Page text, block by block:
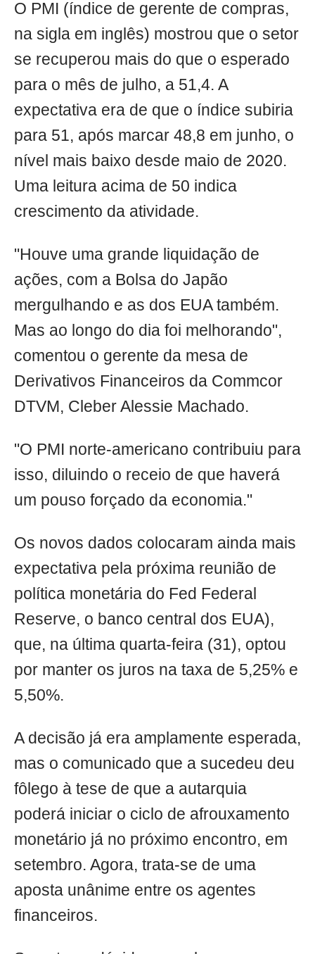
O PMI (índice de gerente de compras,
na sigla em inglês) mostrou que o setor
se recuperou mais do que o esperado
para o mês de julho, a 51,4. A
expectativa era de que o índice subiria
para 51, após marcar 48,8 em junho, o
nível mais baixo desde maio de 2020.
Uma leitura acima de 50 indica
crescimento da atividade.
"Houve uma grande liquidação de
ações, com a Bolsa do Japão
mergulhando e as dos EUA também.
Mas ao longo do dia foi melhorando",
comentou o gerente da mesa de
Derivativos Financeiros da Commcor
DTVM, Cleber Alessie Machado.
"O PMI norte-americano contribuiu para
isso, diluindo o receio de que haverá
um pouso forçado da economia."
Os novos dados colocaram ainda mais
expectativa pela próxima reunião de
política monetária do Fed Federal
Reserve, o banco central dos EUA),
que, na última quarta-feira (31), optou
por manter os juros na taxa de 5,25% e
5,50%.
A decisão já era amplamente esperada,
mas o comunicado que a sucedeu deu
fôlego à tese de que a autarquia
poderá iniciar o ciclo de afrouxamento
monetário já no próximo encontro, em
setembro. Agora, trata-se de uma
aposta unânime entre os agentes
financeiros.